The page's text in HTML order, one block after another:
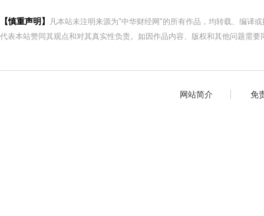
【慎重声明】
凡本站未注明来源为"中华财经网"的所有作品，均转载、编译
代表本站赞同其观点和对其真实性负责。如因作品内容、版权和其他问题需
网站简介 免